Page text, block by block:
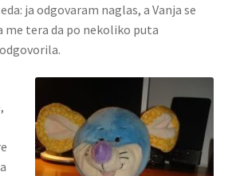
ja odgovaram naglas, a Vanja se
me tera da po nekoliko puta